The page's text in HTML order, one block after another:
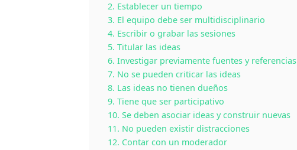
2. Establecer un tiempo
3. El equipo debe ser multidisciplinario
4. Escribir o grabar las sesiones
5. Titular las ideas
6. Investigar previamente fuentes y referencias
7. No se pueden criticar las ideas
8. Las ideas no tienen dueños
9. Tiene que ser participativo
10. Se deben asociar ideas y construir nuevas
11. No pueden existir distracciones
12. Contar con un moderador